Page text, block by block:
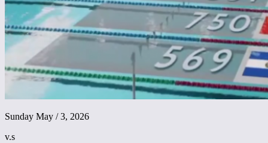
Sunday May / 3, 2026
v.s